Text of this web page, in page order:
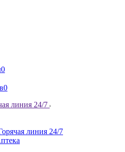
0
0
линия 24/7
линия 24/7